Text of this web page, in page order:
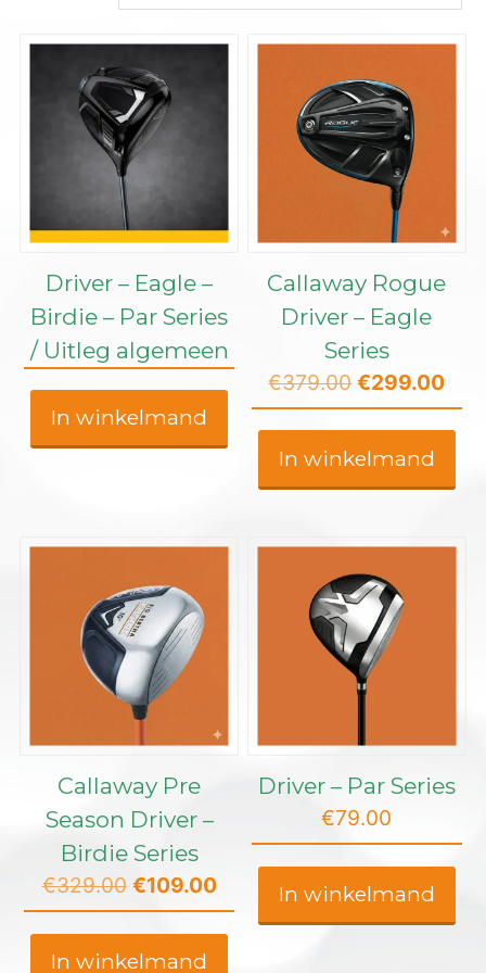
Driver – Eagle –
Birdie – Par Series
/ Uitleg algemeen
In winkelmand
Callaway Rogue
Driver – Eagle
Series
€379.00
prijs
€379.00.
€299.00
prijs
In winkelmand
Callaway Pre
Season Driver –
Birdie Series
€329.00 Oorspronkelijke
prijs
€109.00Huidige
prijs
is:
In winkelmand
Driver – Par Series
€79.00
In winkelmand